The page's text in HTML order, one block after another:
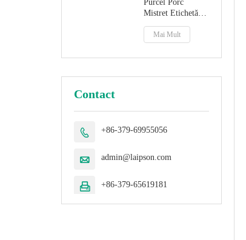
Purcel Porc
Mistret Etichetă
metalic
Mai Mult
Contact
 +86-379-69955056
 admin@laipson.com
 +86-379-65619181